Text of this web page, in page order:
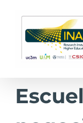
contenido